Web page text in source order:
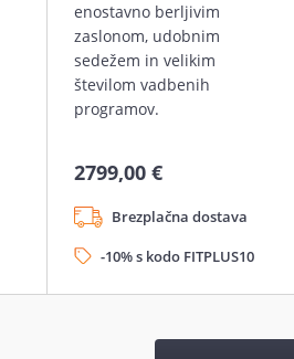
enostavno berljivim
zaslonom, udobnim
sedežem in velikim
številom vadbenih
programov.
2799,00 €
Brezplačna dostava
-10% s kodo FITPLUS10